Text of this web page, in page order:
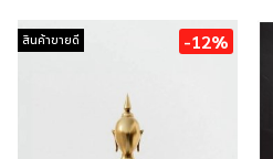
สินค้าขายดี -12%